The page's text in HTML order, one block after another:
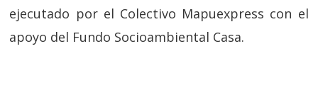
ejecutado por el Colectivo Mapuexpress con el
apoyo del Fundo Socioambiental Casa.